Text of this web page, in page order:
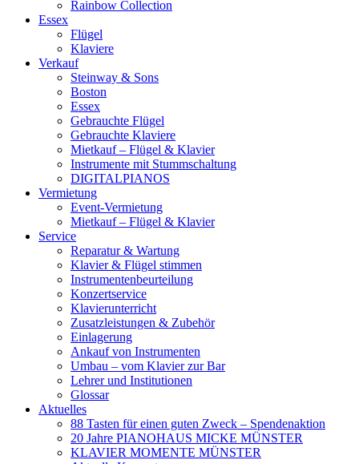
Rainbow Collection
Essex
Flügel
Klaviere
Verkauf
Steinway & Sons
Boston
Essex
Gebrauchte Flügel
Gebrauchte Klaviere
Mietkauf – Flügel & Klavier
Instrumente mit Stummschaltung
DIGITALPIANOS
Vermietung
Event-Vermietung
Mietkauf – Flügel & Klavier
Service
Reparatur & Wartung
Klavier & Flügel stimmen
Instrumentenbeurteilung
Konzertservice
Klavierunterricht
Zusatzleistungen & Zubehör
Einlagerung
Ankauf von Instrumenten
Umbau – vom Klavier zur Bar
Lehrer und Institutionen
Glossar
Aktuelles
88 Tasten für einen guten Zweck – Spendenaktion
20 Jahre PIANOHAUS MICKE MÜNSTER
KLAVIER MOMENTE MÜNSTER